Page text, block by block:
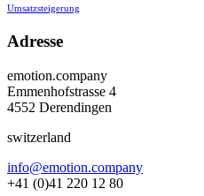
Umsatzsteigerung
Adresse
emotion.company
Emmenhofstrasse 4
4552 Derendingen
switzerland
info@emotion.company
+41 (0)41 220 12 80